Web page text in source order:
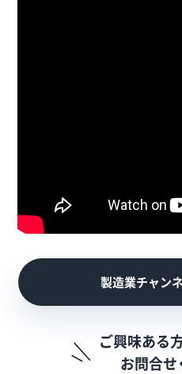
製造業チャン
ご興味ある
お問合せ